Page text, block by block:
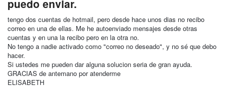
puedo enviar.
tengo dos cuentas de hotmail, pero desde hace unos dias no recibo
correo en una de ellas. Me he autoenviado mensajes desde otras
cuentas y en una la recibo pero en la otra no.
No tengo a nadie activado como "correo no deseado", y no sé que debo
hacer.
Si ustedes me pueden dar alguna solucion seria de gran ayuda.
GRACIAS de antemano por atenderme
ELISABETH